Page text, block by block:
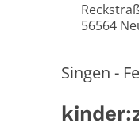
56564
Singen -